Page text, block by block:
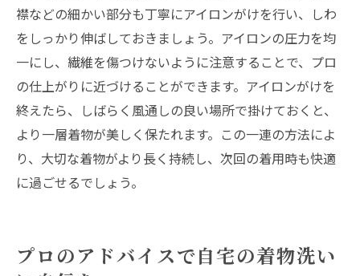
襟などの細かい部分も丁寧にアイロンがけを行い、しわ
をしっかり伸ばしておきましょう。アイロンの圧力を均
一にし、繊維を傷つけないように注意することで、プロ
の仕上がりに近づけることができます。アイロンがけを
終えたら、しばらく風通しの良い場所で掛けておくと、
より一層着物が美しく保たれます。この一連の方法によ
り、大切な着物がより長く持続し、次回の着用時も快適
に過ごせるでしょう。
プロのアドバイスで自宅の着物洗い